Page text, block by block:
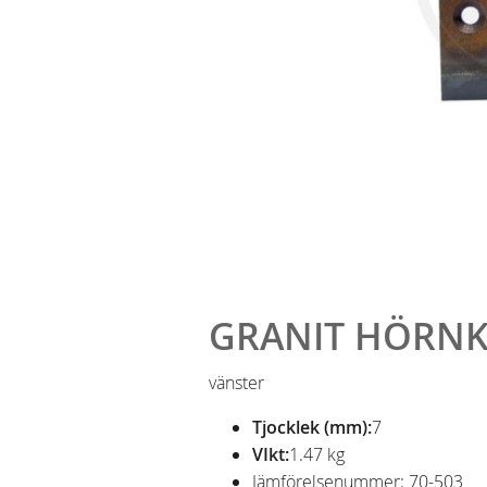
GRANIT
vänster
Tjocklek (mm):7
VIkt:1.47 kg
Jämförelsenummer: 70-503